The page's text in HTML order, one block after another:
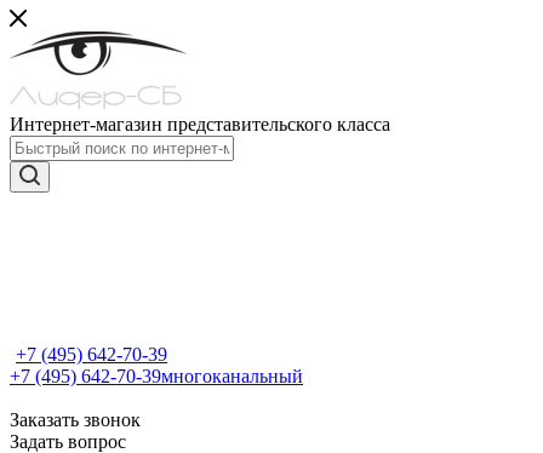
Интернет-магазин представительского класса
+7 (495) 642-70-39
+7 (495) 642-70-39многоканальный
Заказать звонок
Задать вопрос